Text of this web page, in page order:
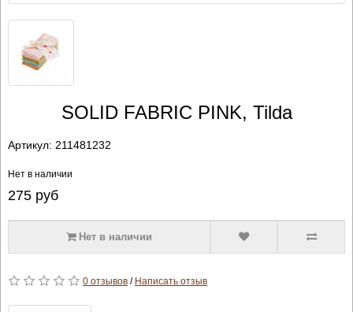
SOLID FABRIC PINK, Tilda
Артикул: 211481232
Нет в наличии
275руб
Нет в наличии
0 отзывов/ Написать отзыв